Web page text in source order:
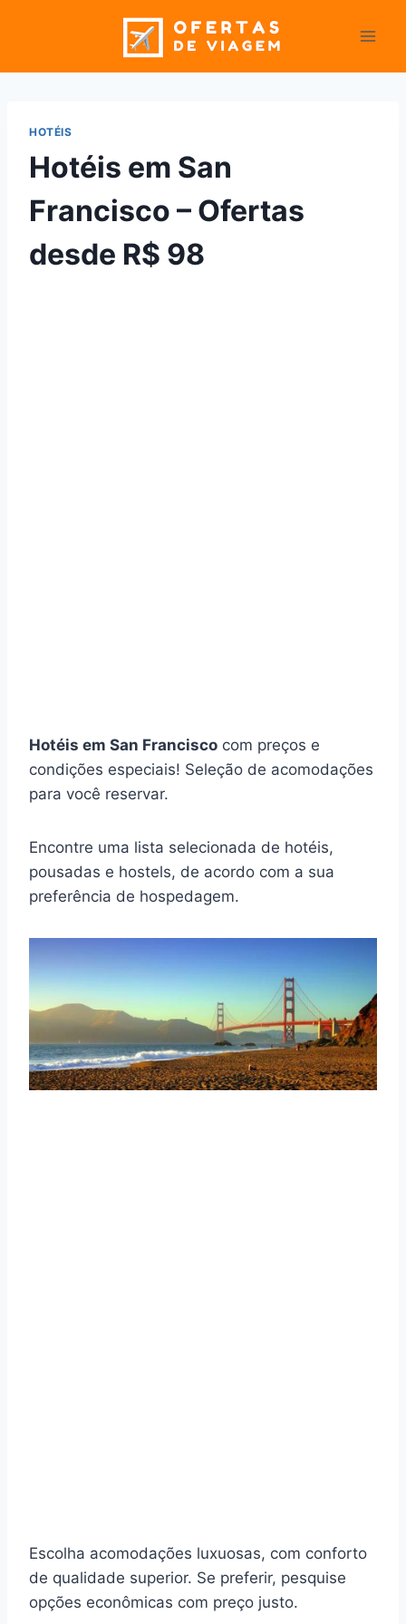
HOTÉIS
Hotéis em San
Francisco – Ofertas
desde R$ 98
Hotéis em San Francisco com preços e
condições especiais! Seleção de acomodações
para você reservar.
Encontre uma lista selecionada de hotéis,
pousadas e hostels, de acordo com a sua
preferência de hospedagem.
Escolha acomodações luxuosas, com conforto
de qualidade superior. Se preferir, pesquise
opções econômicas com preço justo.